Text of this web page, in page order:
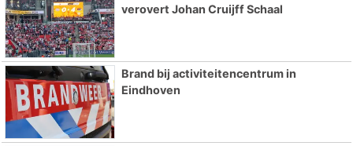
verovert Johan Cruijff Schaal
Brand bij activiteitencentrum in
Eindhoven